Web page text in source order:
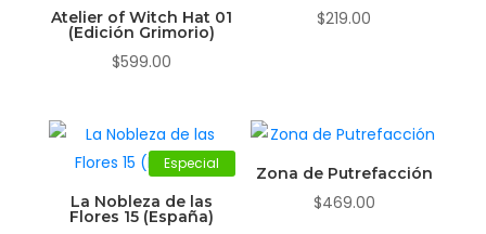
Atelier of Witch Hat 01
(Edición Grimorio)
$599.00
$219.00
Especial
La Nobleza de las
Flores 15 (España)
Zona de Putrefacción
$469.00